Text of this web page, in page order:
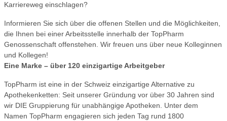
Karriereweg einschlagen?
Informieren Sie sich über die offenen Stellen und die Möglichkeiten,
die Ihnen bei einer Arbeitsstelle innerhalb der TopPharm
Genossenschaft offenstehen. Wir freuen uns über neue Kolleginnen
und Kollegen!
Eine Marke – über 120 einzigartige Arbeitgeber
TopPharm ist eine in der Schweiz einzigartige Alternative zu
Apothekenketten: Seit unserer Gründung vor über 30 Jahren sind
wir DIE Gruppierung für unabhängige Apotheken. Unter dem
Namen TopPharm engagieren sich jeden Tag rund 1800